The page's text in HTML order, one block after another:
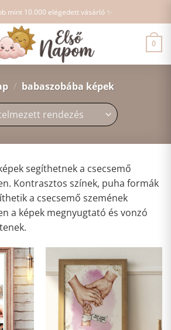
mint 10.000 elégedett vásárló ✨
0
/ babaszobába képek
segíthetnek a csecsemő
Kontrasztos színek, puha formák
a csecsemő szemének
a képek megnyugtató és vonzó